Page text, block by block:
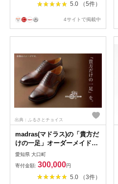
5.0 （5件）
4サイトで掲載中
出典：ふるさとチョイス
madras(マドラス)の「貴方だ
けの一足」オーダーメイド紳
士靴お仕立券【1342814】
愛知県 大口町
寄付金額: 300,000円
5.0 （3件）